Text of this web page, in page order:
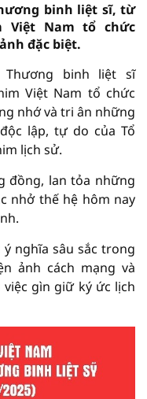
binh liệt sĩ, từ
Việt Nam tổ chức
đặc biệt.
binh liệt sĩ
Việt Nam tổ chức
nhớ và tri ân những
lập, tự do của Tổ
lịch sử.
đồng, lan tỏa những
nhở thế hệ hôm nay
nghĩa sâu sắc trong
ảnh cách mạng và
gìn giữ ký ức lịch